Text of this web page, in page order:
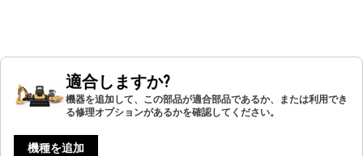
適合しますか?
機器を追加して、この部品が適合部品であるか、または利用でき
る修理オプションがあるかを確認してください。
機種を追加